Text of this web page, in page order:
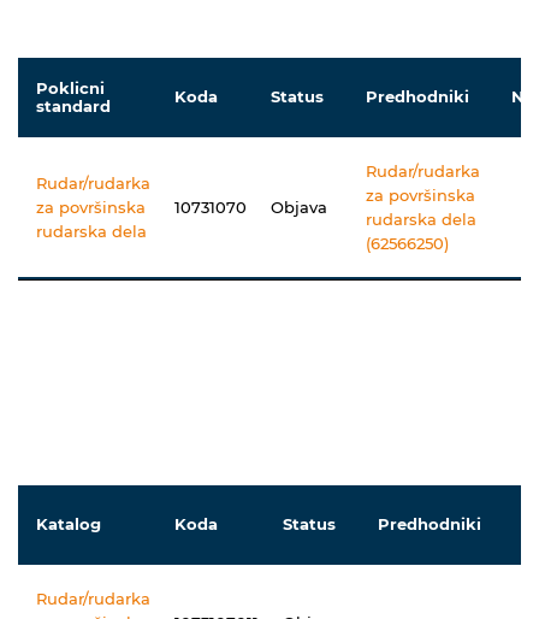
Poklicni
standard
Koda Status Predhodniki
Rudar/rudarka
za površinska
rudarska dela
10731070 Objava
Rudar/rudarka
za površinska
rudarska dela
(62566250)
Katalog Koda Status Predhodniki
Rudar/rudarka